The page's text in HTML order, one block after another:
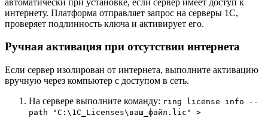
интернету. Платформа отправляет запрос на серверы 1С,
проверяет подлинность ключа и активирует его.
Ручная активация при отсутствии интернета
Если сервер изолирован от интернета, выполните активацию
вручную через компьютер с доступом в сеть.
На сервере выполните команду: ring license info --
path "C:\1C_Licenses\ваш_файл.lic" >